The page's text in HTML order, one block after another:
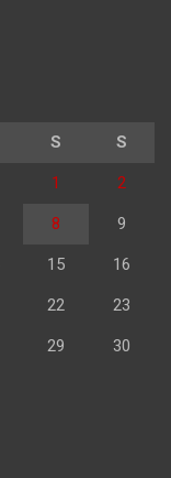
S S
1 2
8 9
15 16
22 23
29 30